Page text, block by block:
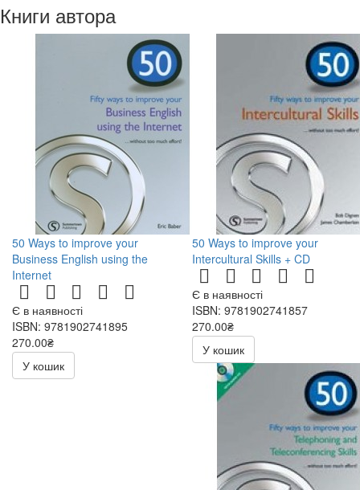
Книги автора
50 Ways to improve your
Business English using the
Internet
Є в наявності
ISBN: 9781902741895
270.00₴
540.00₴
У кошик
50 Ways to improve your
Intercultural Skills + CD
Є в наявності
ISBN: 9781902741857
270.00₴
540.00₴
У кошик